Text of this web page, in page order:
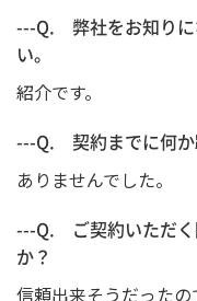
---Q. 弊社をお知りに
い。
紹介です。
---Q. 契約までに何か
ありませんでした。
---Q. ご契約いただく
か？
信頼出来そうだったの